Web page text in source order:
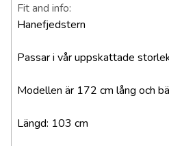
Fit and info:
Hanefjedstern
Passar i vår uppskattade
Modellen är 172 cm lång och
Längd: 103 cm